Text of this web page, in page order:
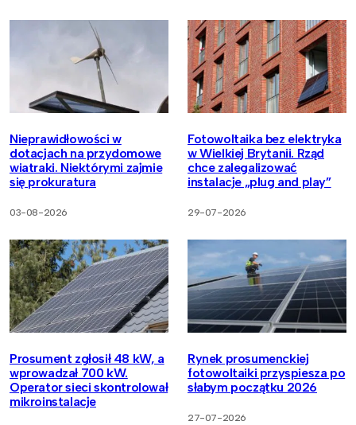
Nieprawidłowości w
dotacjach na przydomowe
wiatraki. Niektórymi zajmie
się prokuratura
03-08-2026
Fotowoltaika bez elektryka
w Wielkiej Brytanii. Rząd
chce zalegalizować
instalacje „plug and play”
29-07-2026
Prosument zgłosił 48 kW, a
wprowadzał 700 kW.
Operator sieci skontrolował
mikroinstalacje
Rynek prosumenckiej
fotowoltaiki przyspiesza po
słabym początku 2026
27-07-2026